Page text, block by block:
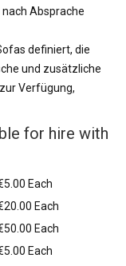
Absprache
definiert, die
und zusätzliche
Verfügung,
for hire with
Each
Each
Each
Each